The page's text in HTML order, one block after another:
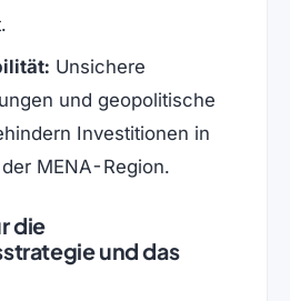
Unsichere
und geopolitische
Investitionen in
MENA-Region.
die
und das